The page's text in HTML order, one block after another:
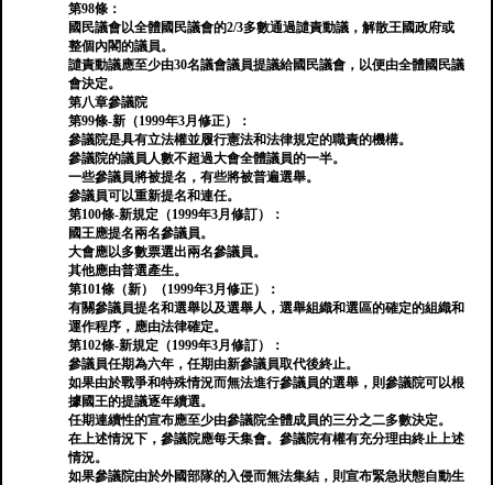
第98條：
國民議會以全體國民議會的2/3多數通過譴責動議，解散王國政府或
整個內閣的議員。
譴責動議應至少由30名議會議員提議給國民議會，以便由全體國民議
會決定。
第八章參議院
第99條-新（1999年3月修正）：
參議院是具有立法權並履行憲法和法律規定的職責的機構。
參議院的議員人數不超過大會全體議員的一半。
一些參議員將被提名，有些將被普遍選舉。
參議員可以重新提名和連任。
第100條-新規定（1999年3月修訂）：
國王應提名兩名參議員。
大會應以多數票選出兩名參議員。
其他應由普選產生。
第101條（新）（1999年3月修正）：
有關參議員提名和選舉以及選舉人，選舉組織和選區的確定的組織和
運作程序，應由法律確定。
第102條-新規定（1999年3月修訂）：
參議員任期為六年，任期由新參議員取代後終止。
如果由於戰爭和特殊情況而無法進行參議員的選舉，則參議院可以根
據國王的提議逐年續選。
任期連續性的宣布應至少由參議院全體成員的三分之二多數決定。
在上述情況下，參議院應每天集會。參議院有權有充分理由終止上述
情況。
如果參議院由於外國部隊的入侵而無法集結，則宣布緊急狀態自動生